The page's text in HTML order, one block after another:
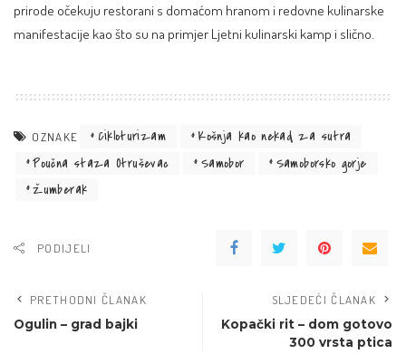
prirode očekuju restorani s domaćom hranom i redovne kulinarske
manifestacije kao što su na primjer Ljetni kulinarski kamp i slično.
OZNAKE Cikloturizam
Košnja kao nekad za sutra
Poučna staza Otruševac
Samobor
Samoborsko gorje
Žumberak
PODIJELI
PRETHODNI ČLANAK
Ogulin – grad bajki
SLJEDEĆI ČLANAK
Kopački rit – dom gotovo
300 vrsta ptica